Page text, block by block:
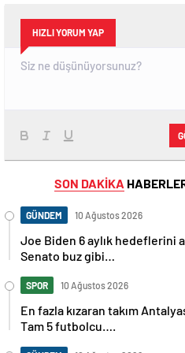
HIZLI YORUM YAP
SON DAKİKA
GÜNDEM 10 Ağustos 2026
Joe Biden 6 aylık hedeflerini
Senato buz gibi…
SPOR 10 Ağustos 2026
En fazla kızaran takım
Tam 5 futbolcu….